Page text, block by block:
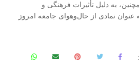
به دلیل تأثیرات فرهنگی و
عنوان نمادی از حال‌وهوای جامعه امروز